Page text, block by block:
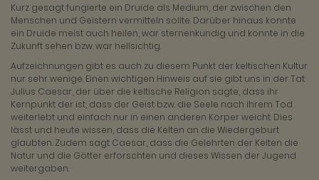
Kurz gesagt fungierte ein Druide als Medium, der zwischen den
Menschen und Geistern vermitteln sollte. Darüber hinaus konnte
ein Druide meist auch heilen, war sternenkundig und konnte in die
Zukunft sehen bzw. war hellsichtig.
Aufzeichnungen gibt es auch zu diesem Punkt der keltischen Kultur
nur sehr wenige. Einen wichtigen Hinweis auf sie gibt uns in der Tat
Julius Caesar, der über die keltische Religion sagte, dass ihr
Kernpunkt der ist, dass der Geist bzw. die Seele nach ihrem Tod
weiterlebt und einfach nur in einen anderen Körper weicht. Dies
lässt und heute wissen, dass die Kelten an die Wiedergeburt
glaubten. Zudem sagt Caesar, dass die Gelehrten der Kelten die
Natur und die Götter erforschten und dieses Wissen der Jugend
weitergaben.